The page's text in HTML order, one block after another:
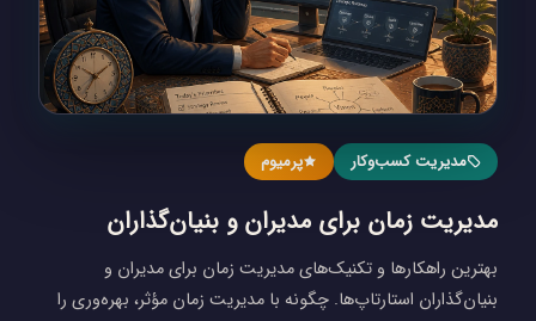
مدیریت کسب‌و‌کار پرمیوم
مدیریت زمان برای مدیران و بنیان‌گذاران
بهترین راهکارها و تکنیک‌های مدیریت زمان برای مدیران و
بنیان‌گذاران استارتاپ‌ها. چگونه با مدیریت زمان مؤثر، بهره‌وری را